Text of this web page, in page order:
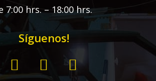
7:00 hrs. – 18:00 hrs.
Síguenos!